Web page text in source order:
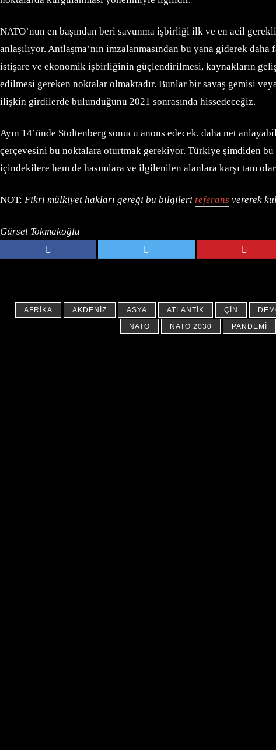
NATO’nun en başından beri savunma işbirliği ilk ve en acil
anlaşılıyor. Antlaşma’nın imzalanmasından bu yana giderek
istişare ve ekonomik işbirliğinin güçlendirilmesi, kaynakların
edilmesi gereken noktalar olmaktadır. Bunlar bir savaş gemisi
ilişkin girdilerde bulunduğunu 2021 sonrasında hissedeceğiz.
Ayın 14’ünde Stoltenberg sonucu anons edecek, daha net
çerçevesini bu noktalara oturtmak gerekiyor. Türkiye şimdiden
içindekilere hem de hasımlara ve ilgilenilen alanlara karşı tam
NOT: Fikri mülkiyet hakları gereği bu bilgileri referans vererek
Gürsel Tokmakoğlu
AFRIKA AKDENIZ ASYA ATLANTIK ÇIN
NATO
NATO 2030 PANDEMI